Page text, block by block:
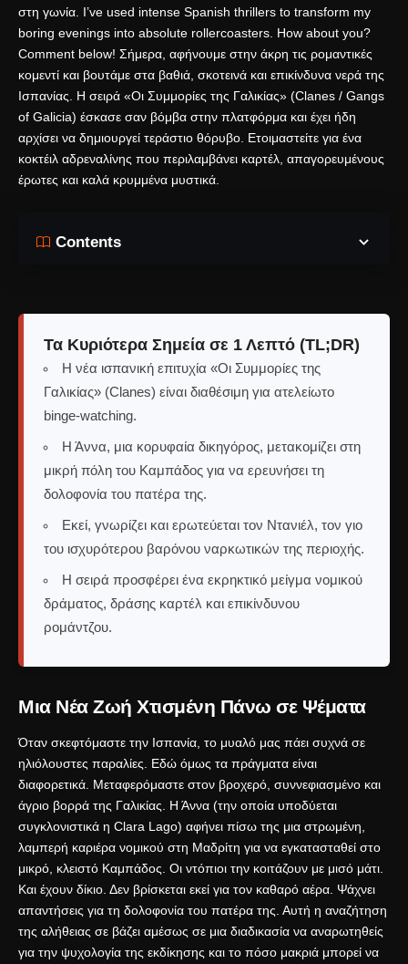
στη γωνία. I’ve used intense Spanish thrillers to transform my
boring evenings into absolute rollercoasters. How about you?
Comment below! Σήμερα, αφήνουμε στην άκρη τις ρομαντικές
κομεντί και βουτάμε στα βαθιά, σκοτεινά και επικίνδυνα νερά της
Ισπανίας. Η σειρά «Οι Συμμορίες της Γαλικίας» (Clanes / Gangs
of Galicia) έσκασε σαν βόμβα στην πλατφόρμα και έχει ήδη
αρχίσει να δημιουργεί τεράστιο θόρυβο. Ετοιμαστείτε για ένα
κοκτέιλ αδρεναλίνης που περιλαμβάνει καρτέλ, απαγορευμένους
έρωτες και καλά κρυμμένα μυστικά.
Contents
Τα Κυριότερα Σημεία σε 1 Λεπτό (TL;DR)
Η νέα ισπανική επιτυχία «Οι Συμμορίες της
Γαλικίας» (Clanes) είναι διαθέσιμη για ατελείωτο
binge-watching.
Η Άννα, μια κορυφαία δικηγόρος, μετακομίζει στη
μικρή πόλη του Καμπάδος για να ερευνήσει τη
δολοφονία του πατέρα της.
Εκεί, γνωρίζει και ερωτεύεται τον Ντανιέλ, τον γιο
του ισχυρότερου βαρόνου ναρκωτικών της περιοχής.
Η σειρά προσφέρει ένα εκρηκτικό μείγμα νομικού
δράματος, δράσης καρτέλ και επικίνδυνου
ρομάντζου.
Μια Νέα Ζωή Χτισμένη Πάνω σε Ψέματα
Όταν σκεφτόμαστε την Ισπανία, το μυαλό μας πάει συχνά σε
ηλιόλουστες παραλίες. Εδώ όμως τα πράγματα είναι
διαφορετικά. Μεταφερόμαστε στον βροχερό, συννεφιασμένο και
άγριο βορρά της Γαλικίας . Η Άννα (την οποία υποδύεται
συγκλονιστικά η Clara Lago) αφήνει πίσω της μια στρωμένη,
λαμπερή καριέρα νομικού στη Μαδρίτη για να εγκατασταθεί στο
μικρό, κλειστό Καμπάδος. Οι ντόπιοι την κοιτάζουν με μισό μάτι.
Και έχουν δίκιο. Δεν βρίσκεται εκεί για τον καθαρό αέρα. Ψάχνει
απαντήσεις για τη δολοφονία του πατέρα της. Αυτή η αναζήτηση
της αλήθειας σε βάζει αμέσως σε μια διαδικασία να αναρωτηθείς
για την ψυχολογία της εκδίκησης και το πόσο μακριά μπορεί να